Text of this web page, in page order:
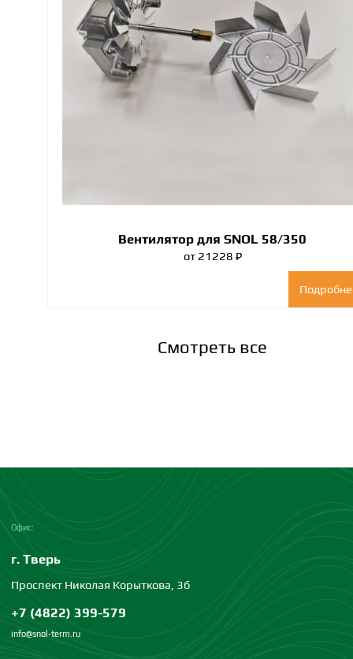
Вентилятор для SNOL 58/350
от 21228 ₽
Смотреть все
Офис:
г. Тверь
Проспект Николая Корыткова, 3б
+7 (4822) 399-579
info@snol-term.ru